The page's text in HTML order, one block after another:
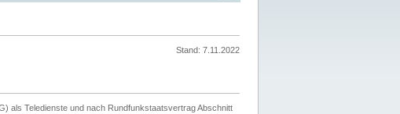
Stand: 7.11.2022
als Teledienste und nach Rundfunkstaatsvertrag Abschnitt